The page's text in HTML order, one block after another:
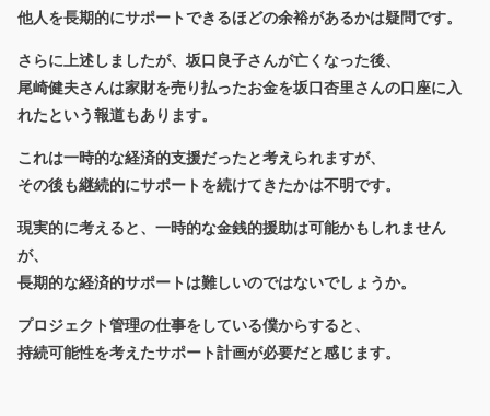
他人を長期的にサポートできるほどの余裕があるかは疑問です。
さらに上述しましたが、坂口良子さんが亡くなった後、
尾崎健夫さんは家財を売り払ったお金を坂口杏里さんの口座に入
れたという報道もあります。
これは一時的な経済的支援だったと考えられますが、
その後も継続的にサポートを続けてきたかは不明です。
現実的に考えると、一時的な金銭的援助は可能かもしれません
が、
長期的な経済的サポートは難しいのではないでしょうか。
プロジェクト管理の仕事をしている僕からすると、
持続可能性を考えたサポート計画が必要だと感じます。